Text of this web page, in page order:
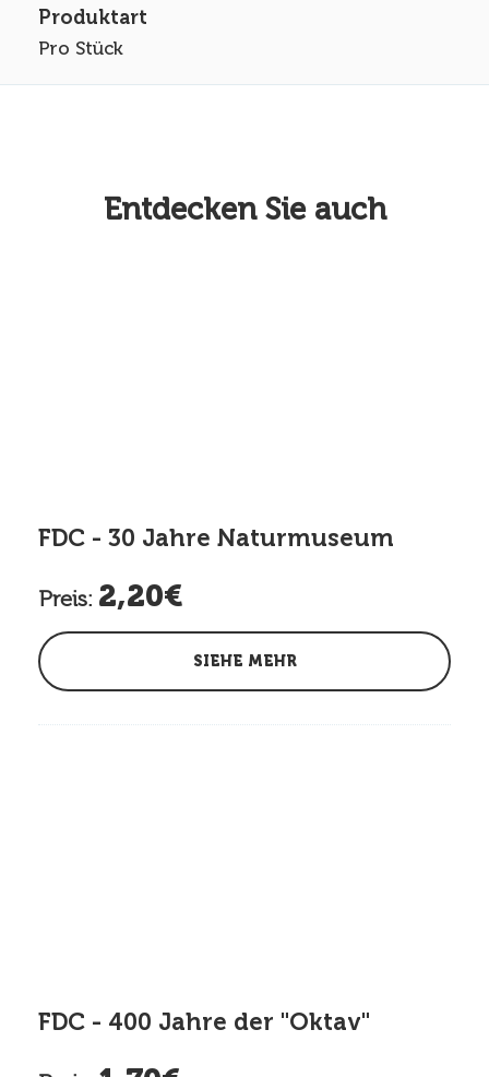
Pro Stück
Entdecken Sie auch
FDC - 30 Jahre Naturmuseum
Preis: 2,20€
SIEHE MEHR
FDC - 400 Jahre der "Oktav"